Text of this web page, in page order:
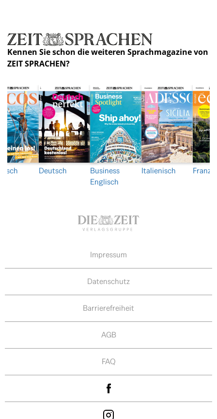
Kennen Sie schon die weiteren Sprachmagazine von
ZEIT SPRACHEN?
Deutsch
Business
Englisch
Italienisch
Impressum
Datenschutz
Barrierefreiheit
AGB
FAQ